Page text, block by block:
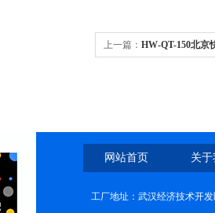
上一篇： HW-QT-150北京
网站首页 关
工厂地址：武汉经济技术开